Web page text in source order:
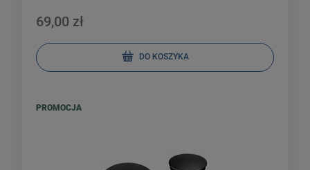
69,00 zł
DO KOSZYKA
PROMOCJA